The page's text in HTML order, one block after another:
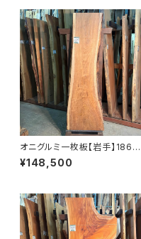
オニグルミ一枚板【岩手】1860×
410~610×45㎜【オイル塗装
仕上げ済み】
¥148,500